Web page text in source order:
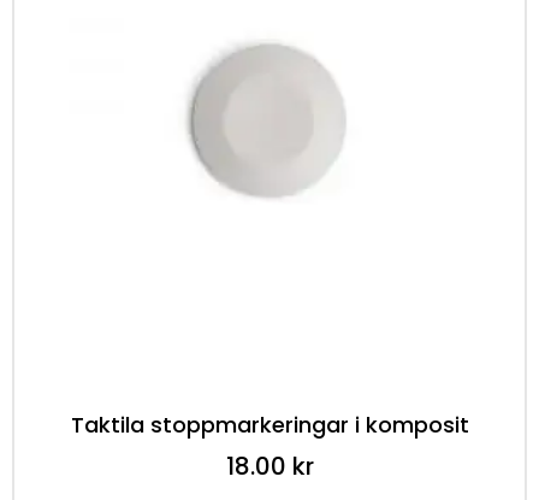
Taktila stoppmarkeringar i komposit
18.00 kr